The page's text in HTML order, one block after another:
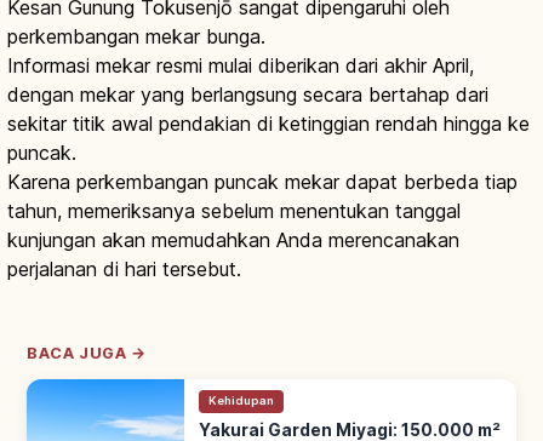
Kesan Gunung Tokusenjō sangat dipengaruhi oleh
perkembangan mekar bunga.
Informasi mekar resmi mulai diberikan dari akhir April,
dengan mekar yang berlangsung secara bertahap dari
sekitar titik awal pendakian di ketinggian rendah hingga ke
puncak.
Karena perkembangan puncak mekar dapat berbeda tiap
tahun, memeriksanya sebelum menentukan tanggal
kunjungan akan memudahkan Anda merencanakan
perjalanan di hari tersebut.
BACA JUGA →
Kehidupan
Yakurai Garden Miyagi: 150.000 m²